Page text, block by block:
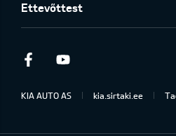
Ettevõttest
Facebook
KIA AUTO AS kia.sirtaki.ee